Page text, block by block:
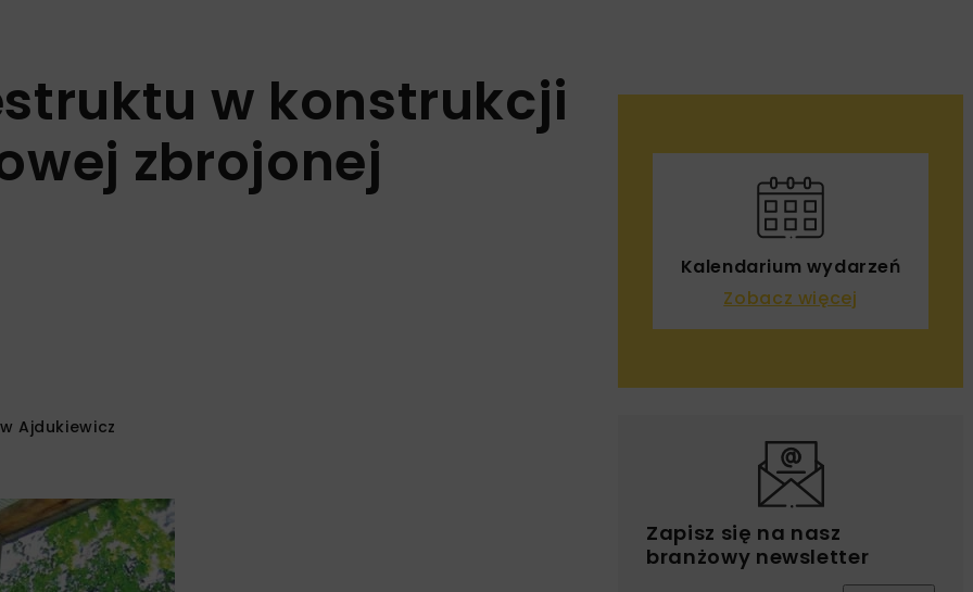
w konstrukcji
zbrojonej
Ajdukiewicz
Kalendarium wydarzeń
Zobacz więcej
Zapisz się na nasz
branżowy newsletter